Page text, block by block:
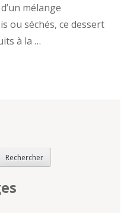
mélange
ou séchés, ce dessert
à la …
Rechercher